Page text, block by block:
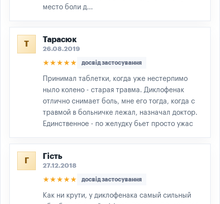
место боли д...
Т
Тарасюк
26.08.2019
★★★★★ досвід застосування
Принимал таблетки, когда уже нестерпимо
ныло колено - старая травма. Диклофенак
отлично снимает боль, мне его тогда, когда с
травмой в больничке лежал, назначал доктор.
Единственное - по желудку бьет просто ужас
Г
Гість
27.12.2018
★★★★★ досвід застосування
Как ни крути, у диклофенака самый сильный